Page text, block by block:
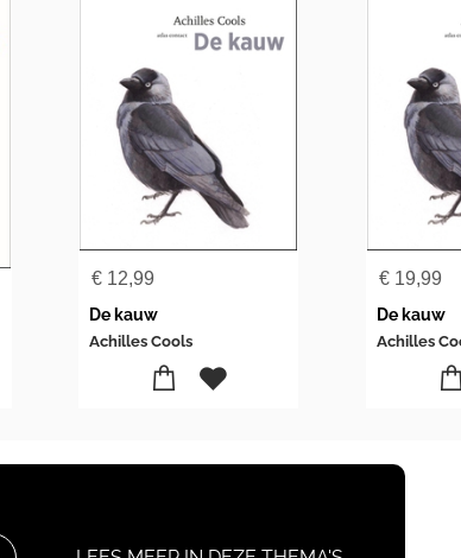
€ 12,99
De kauw
Achilles Cools
€19,99
De kauw
Achilles